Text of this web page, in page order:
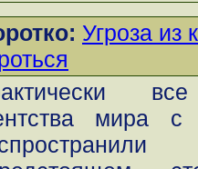
Угроза из
мира с